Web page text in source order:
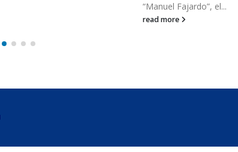
“Manuel Fajardo”, el...
read more